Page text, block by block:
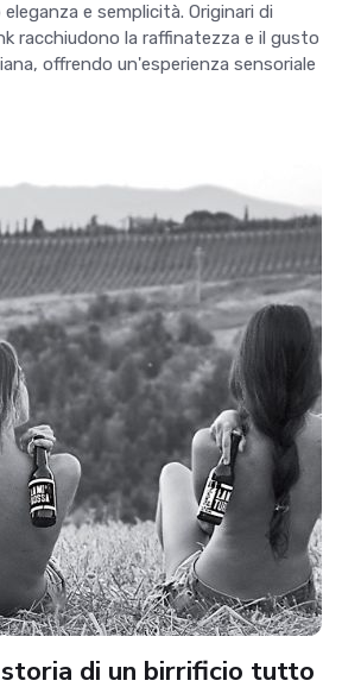
e semplicità. Originari di
racchiudono la raffinatezza e il gusto
offrendo un'esperienza sensoriale
di un birrificio tutto